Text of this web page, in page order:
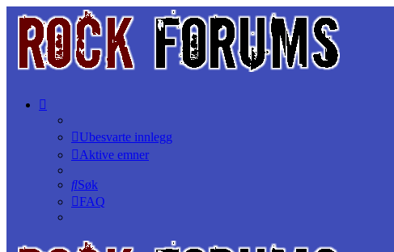
Ubesvarte innlegg
Aktive emner
Søk
FAQ